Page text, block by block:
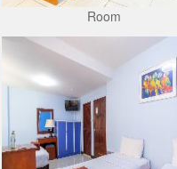
Room